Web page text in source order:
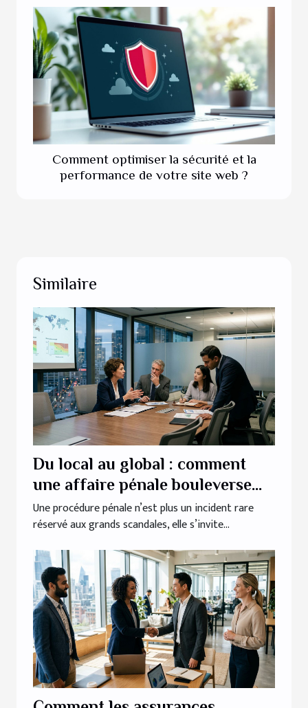
Comment optimiser la sécurité et la
performance de votre site web ?
Similaire
Du local au global : comment
une affaire pénale bouleverse
les stratégies d’entreprise
Une procédure pénale n’est plus un incident rare
réservé aux grands scandales, elle s’invite...